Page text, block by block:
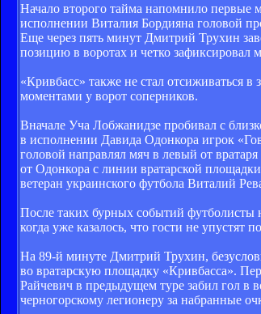
Начало второго тайма напомнило первые
исполнении Виталия Бордияна головой
Еще через пять минут Дмитрий Трухин
позицию в воротах и четко зафиксировал
«Кривбасс» также не стал отсиживаться
моментами у ворот соперников.
Вначале Уча Лобжанидзе пробивал с
в исполнении Давида Одонкора игрок
головой направлял мяч в левый от
от Одонкора с линии вратарской
ветеран украинского футбола Виталий
После таких бурных событий футболисты
когда уже казалось, что гости не упустят
На 89-й минуте Дмитрий Трухин,
во вратарскую площадку «Кривбасса».
Райчевич в предыдущем туре забил гол в
черногорскому легионеру за набранные